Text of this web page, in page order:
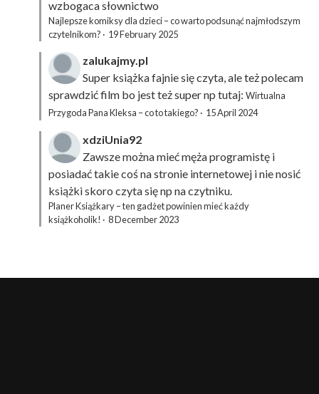
wzbogaca słownictwo
Najlepsze komiksy dla dzieci – co warto podsunąć najmłodszym
czytelnikom? · 19 February 2025
zalukajmy.pl
Super książka fajnie się czyta, ale też polecam
sprawdzić film bo jest też super np tutaj: Wirtualna
Przygoda Pana Kleksa – co to takiego? · 15 April 2024
xdziUnia92
Zawsze można mieć męża programistę i
posiadać takie coś na stronie internetowej i nie nosić
książki skoro czyta się np na czytniku.
Planer Książkary – ten gadżet powinien mieć każdy
książkoholik! · 8 December 2023